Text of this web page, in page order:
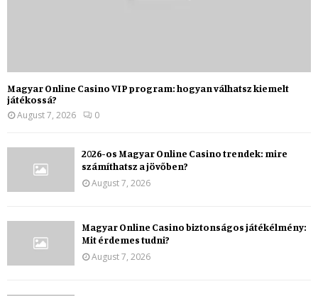
Magyar Online Casino VIP program: hogyan válhatsz kiemelt
játékossá?
August 7, 2026
0
2026-os Magyar Online Casino trendek: mire
számíthatsz a jövőben?
August 7, 2026
Magyar Online Casino biztonságos játékélmény:
Mit érdemes tudni?
August 7, 2026